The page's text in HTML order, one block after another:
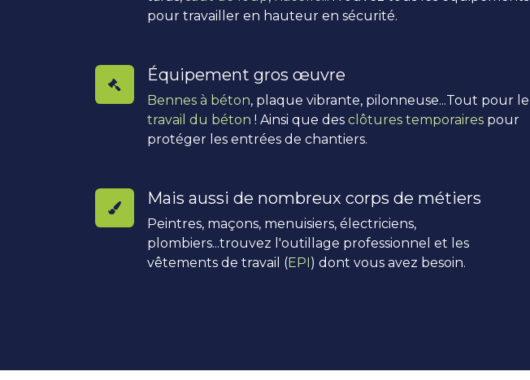
pour travailler en hauteur en sécurité.
Équipement gros œuvre
Bennes à béton, plaque vibrante, pilonneuse...Tout pour le
travail du béton ! Ainsi que des clôtures temporaires pour
protéger les entrées de chantiers.
Mais aussi de nombreux corps de métiers
Peintres, maçons, menuisiers, électriciens,
plombiers...trouvez l'outillage professionnel et les
vêtements de travail (EPI) dont vous avez besoin.